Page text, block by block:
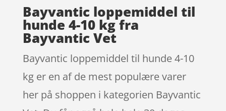
Bayvantic loppemiddel til
hunde 4-10 kg fra
Bayvantic Vet
Bayvantic loppemiddel til hunde 4-10
kg er en af de mest populære varer
her på shoppen i kategorien Bayvantic